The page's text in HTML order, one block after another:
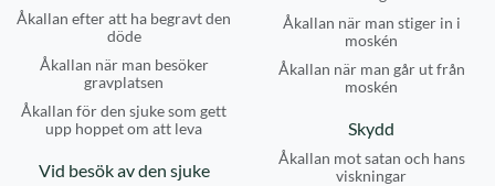
Åkallan efter att ha begravt den
döde
Åkallan när man besöker
gravplatsen
Åkallan för den sjuke som gett
upp hoppet om att leva
Åkallan när man stiger in i
moskén
Åkallan när man går ut från
moskén
Skydd
Åkallan mot satan och hans
viskningar
Vid besök av den sjuke